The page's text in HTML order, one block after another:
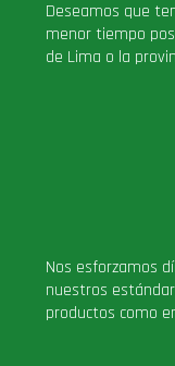
Deseamos que
menor tiempo
de Lima o la
Nos esforzamos
nuestros
productos como